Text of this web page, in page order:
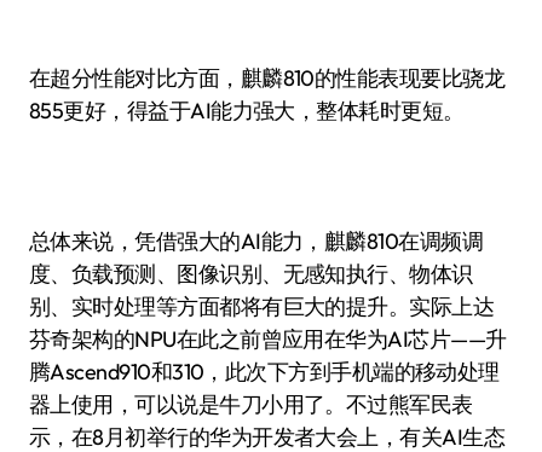
在超分性能对比方面，麒麟810的性能表现要比骁龙
855更好，得益于AI能力强大，整体耗时更短。
总体来说，凭借强大的AI能力，麒麟810在调频调
度、负载预测、图像识别、无感知执行、物体识
别、实时处理等方面都将有巨大的提升。实际上达
芬奇架构的NPU在此之前曾应用在华为AI芯片——升
腾Ascend910和310，此次下方到手机端的移动处理
器上使用，可以说是牛刀小用了。不过熊军民表
示，在8月初举行的华为开发者大会上，有关AI生态